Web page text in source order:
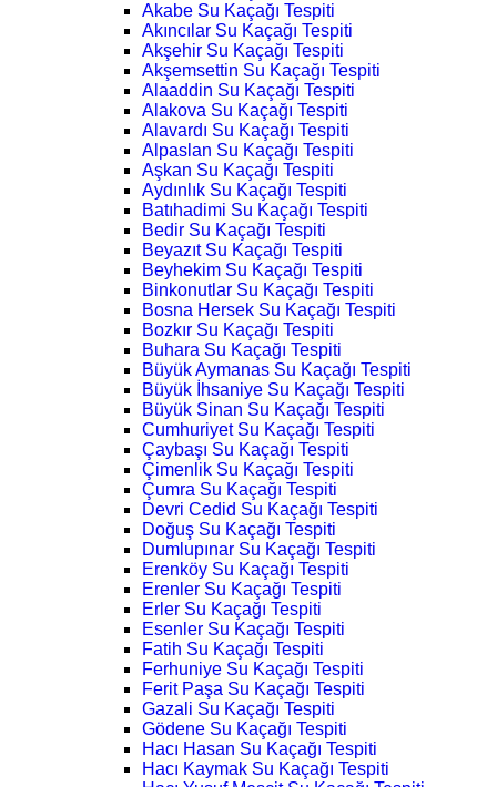
Akabe Su Kaçağı Tespiti
Akıncılar Su Kaçağı Tespiti
Akşehir Su Kaçağı Tespiti
Akşemsettin Su Kaçağı Tespiti
Alaaddin Su Kaçağı Tespiti
Alakova Su Kaçağı Tespiti
Alavardı Su Kaçağı Tespiti
Alpaslan Su Kaçağı Tespiti
Aşkan Su Kaçağı Tespiti
Aydınlık Su Kaçağı Tespiti
Batıhadimi Su Kaçağı Tespiti
Bedir Su Kaçağı Tespiti
Beyazıt Su Kaçağı Tespiti
Beyhekim Su Kaçağı Tespiti
Binkonutlar Su Kaçağı Tespiti
Bosna Hersek Su Kaçağı Tespiti
Bozkır Su Kaçağı Tespiti
Buhara Su Kaçağı Tespiti
Büyük Aymanas Su Kaçağı Tespiti
Büyük İhsaniye Su Kaçağı Tespiti
Büyük Sinan Su Kaçağı Tespiti
Cumhuriyet Su Kaçağı Tespiti
Çaybaşı Su Kaçağı Tespiti
Çimenlik Su Kaçağı Tespiti
Çumra Su Kaçağı Tespiti
Devri Cedid Su Kaçağı Tespiti
Doğuş Su Kaçağı Tespiti
Dumlupınar Su Kaçağı Tespiti
Erenköy Su Kaçağı Tespiti
Erenler Su Kaçağı Tespiti
Erler Su Kaçağı Tespiti
Esenler Su Kaçağı Tespiti
Fatih Su Kaçağı Tespiti
Ferhuniye Su Kaçağı Tespiti
Ferit Paşa Su Kaçağı Tespiti
Gazali Su Kaçağı Tespiti
Gödene Su Kaçağı Tespiti
Hacı Hasan Su Kaçağı Tespiti
Hacı Kaymak Su Kaçağı Tespiti